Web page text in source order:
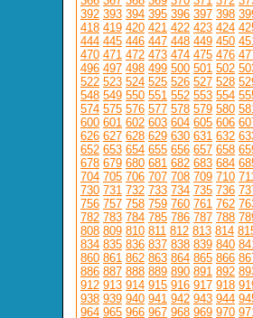
392 393 394 395 396 397 398
418 419 420 421 422 423 424
444 445 446 447 448 449 450
470 471 472 473 474 475 476
496 497 498 499 500 501 502
522 523 524 525 526 527 528
548 549 550 551 552 553 554
574 575 576 577 578 579 580
600 601 602 603 604 605 606
626 627 628 629 630 631 632
652 653 654 655 656 657 658
678 679 680 681 682 683 684
704 705 706 707 708 709 710
730 731 732 733 734 735 736
756 757 758 759 760 761 762
782 783 784 785 786 787 788
808 809 810 811 812 813 814
834 835 836 837 838 839 840
860 861 862 863 864 865 866
886 887 888 889 890 891 892
912 913 914 915 916 917 918
938 939 940 941 942 943 944
964 965 966 967 968 969 970